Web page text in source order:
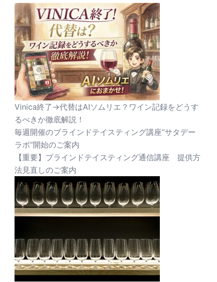
Vinica終了→代替はAIソムリエ？ワイン記録をどうす
るべきか徹底解説！
毎週開催のブラインドテイスティング講座”サタデー
ラボ”開始のご案内
【重要】ブラインドテイスティング通信講座 提供方
法見直しのご案内